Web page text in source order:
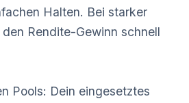
Halten. Bei starker
Rendite-Gewinn schnell
Pools: Dein eingesetztes